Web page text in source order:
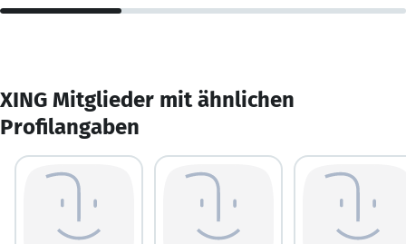
XING Mitglieder mit ähnlichen
Profilangaben